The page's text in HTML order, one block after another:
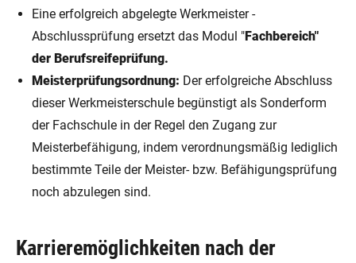
Eine erfolgreich abgelegte Werkmeister -
Abschlussprüfung ersetzt das Modul "Fachbereich"
der Berufsreifeprüfung.
Meisterprüfungsordnung: Der erfolgreiche Abschluss
dieser Werkmeisterschule begünstigt als Sonderform
der Fachschule in der Regel den Zugang zur
Meisterbefähigung, indem verordnungsmäßig lediglich
bestimmte Teile der Meister- bzw. Befähigungsprüfung
noch abzulegen sind.
Karrieremöglichkeiten nach der